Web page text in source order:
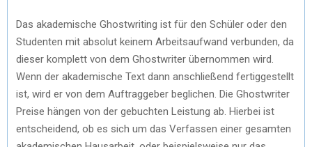
Das akademische Ghostwriting ist für den Schüler oder den
Studenten mit absolut keinem Arbeitsaufwand verbunden, da
dieser komplett von dem Ghostwriter übernommen wird.
Wenn der akademische Text dann anschließend fertiggestellt
ist, wird er von dem Auftraggeber beglichen. Die Ghostwriter
Preise hängen von der gebuchten Leistung ab. Hierbei ist
entscheidend, ob es sich um das Verfassen einer gesamten